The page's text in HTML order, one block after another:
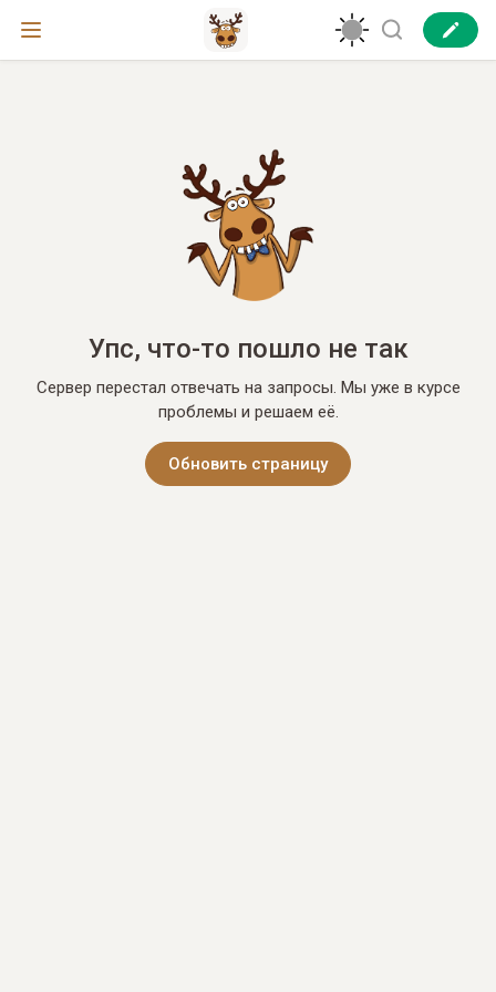
Упс, что-то пошло не так
Сервер перестал отвечать на запросы. Мы уже в курсе
проблемы и решаем её.
Обновить страницу